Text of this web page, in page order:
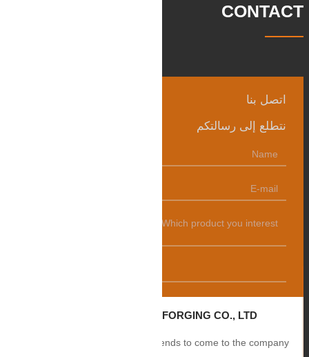
CONTACT
اتصل بنا
نتطلع إلى رسالتكم
ZHANGQIU BAOHUA FORGING CO., LTD.
Sincerely welcome users and friends to come to the company